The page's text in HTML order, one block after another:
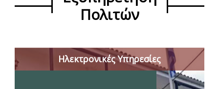
Πολιτών
Ηλεκτρονικές Υπηρεσίες